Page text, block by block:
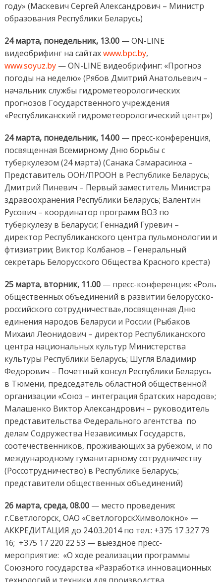
году» (Маскевич Сергей Александрович – Министр
образования Республики Беларусь)
24 марта, понедельник, 13.00— ON-LINE
видеобрифинг на сайтахwww.bpc.by,
www.soyuz.by— ON-LINE видеобрифинг: «Прогноз
погоды на неделю» (Рябов Дмитрий Анатольевич –
начальник службы гидрометеорологических
прогнозов Государственного учреждения
«Республиканский гидрометеорологический центр»)
24 марта, понедельник, 14.00— пресс-конференция,
посвященная Всемирному Дню борьбы с
туберкулезом (24 марта) (Санака Самарасинха –
Представитель ООН/ПРООН в Республике Беларусь;
Дмитрий Пиневич – Первый заместитель Министра
здравоохранения Республики Беларусь; Валентин
Русович – координатор программ ВОЗ по
туберкулезу в Беларуси; Геннадий Гуревич –
директор Республиканского центра пульмонологии и
фтизиатрии; Виктор Колбанов – Генеральный
секретарь Белорусского Общества Красного креста)
25 марта, вторник, 11.00— пресс-конференция: «Роль
общественных объединений в развитии белорусско-
российского сотрудничества»,посвященная Дню
единения народов Беларуси и России (Рыбаков
Михаил Леонидович – директор Республиканского
центра национальных культур Министерства
культуры Республики Беларусь; Шугля Владимир
Федорович – Почетный консул Республики Беларусь
в Тюмени, председатель областной общественной
организации «Союз – интеграция братских народов»;
Малашенко Виктор Александрович – руководитель
представительства Федерального агентства по
делам Содружества Независимых Государств,
соотечественников, проживающих за рубежом, и по
международному гуманитарному сотрудничеству
(Россотрудничество) в Республике Беларусь;
представители общественных объединений)
26 марта, среда, 08.00— место проведения:
г.Светлогорск, ОАО «СветлогорскХимволокно» —
АККРЕДИТАЦИЯ до 24.03.2014 по тел.: +375 17 327 79
16; +375 17 220 22 53 — выездное пресс-
мероприятие: «О ходе реализации программы
Союзного государства «Разработка инновационных